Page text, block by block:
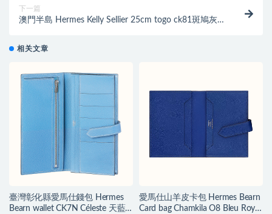
下一篇
澳門半島 Hermes Kelly Sellier 25cm togo ck81斑鳩灰
相关文章
臺灣彰化縣愛馬仕錢包 Hermes
Bearn wallet CK7N Céleste 天藍
愛馬仕山羊皮卡包 Hermes Bearn
Card bag Chamkila O8 Bleu Royal